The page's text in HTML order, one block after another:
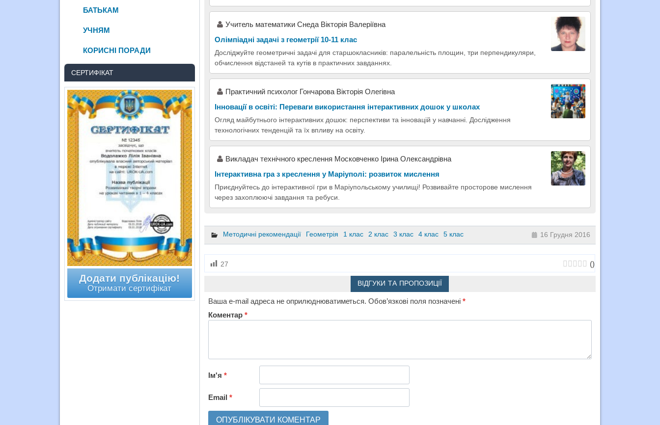
Учитель математики Снеда Вікторія Валеріївна
Олімпіадні задачі з геометрії 10-11 клас
Досліджуйте геометричні задачі для старшокласників: паралельність площин, три перпендикуляри,
обчислення відстаней та кутів в практичних завданнях.
Практичний психолог Гончарова Вікторія Олегівна
Інновації в освіті: Переваги використання інтерактивних дошок у школах
Огляд майбутнього інтерактивних дошок: перспективи та інновацій у навчанні. Дослідження
технологічних тенденцій та їх впливу на освіту.
Викладач технічного креслення Московченко Ірина Олександрівна
Інтерактивна гра з креслення у Маріуполі: розвиток мислення
Приєднуйтесь до інтерактивної гри в Маріупольському училищі! Розвивайте просторове мислення
через захоплюючі завдання та ребуси.
Методичні рекомендації Геометрія 1 клас 2 клас 3 клас 4 клас 5 клас 16 Грудня 2016
27 ()
ВІДГУКИ ТА ПРОПОЗИЦІЇ
Ваша e-mail адреса не оприлюднюватиметься. Обов’язкові поля позначені *
Коментар *
Ім'я *
Email *
БАТЬКАМ
УЧНЯМ
КОРИСНІ ПОРАДИ
СЕРТИФІКАТ
Додати публікацію!
Отримати сертифікат